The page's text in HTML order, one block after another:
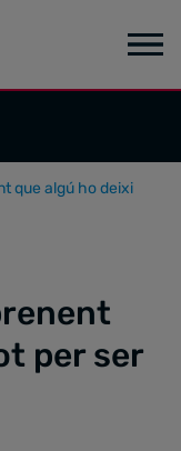
que algú ho deixi
per ser